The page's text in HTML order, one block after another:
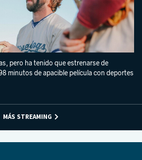
pero ha tenido que estrenarse de
minutos de apacible película con deportes
MÁS STREAMING